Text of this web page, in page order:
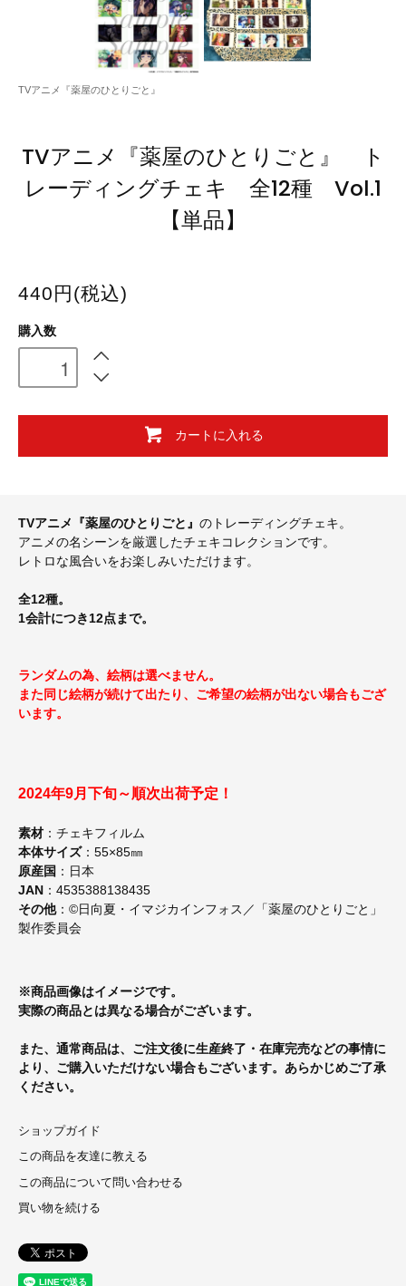
TVアニメ『薬屋のひとりごと』
TVアニメ『薬屋のひとりごと』 ト
レーディングチェキ 全12種 Vol.1
【単品】
440円(税込)
購入数
カートに入れる
TVアニメ『薬屋のひとりごと』 のトレーディングチェキ。
アニメの名シーンを厳選したチェキコレクションです。
レトロな風合いをお楽しみいただけます。
全12種。
1会計につき12点まで。
ランダムの為、絵柄は選べません。
また同じ絵柄が続けて出たり、ご希望の絵柄が出ない場合もござ
います。
2024年9月下旬～順次出荷予定！
素材 ：チェキフィルム
本体サイズ：55×85㎜
原産国 ：日本
JAN ：4535388138435
その他：©日向夏・イマジカインフォス／「薬屋のひとりごと」
製作委員会
※商品画像はイメージです。
実際の商品とは異なる場合がございます。
また、通常商品は、ご注文後に生産終了・在庫完売などの事情に
より、ご購入いただけない場合もございます。あらかじめご了承
ください。
ショップガイド
この商品を友達に教える
この商品について問い合わせる
買い物を続ける